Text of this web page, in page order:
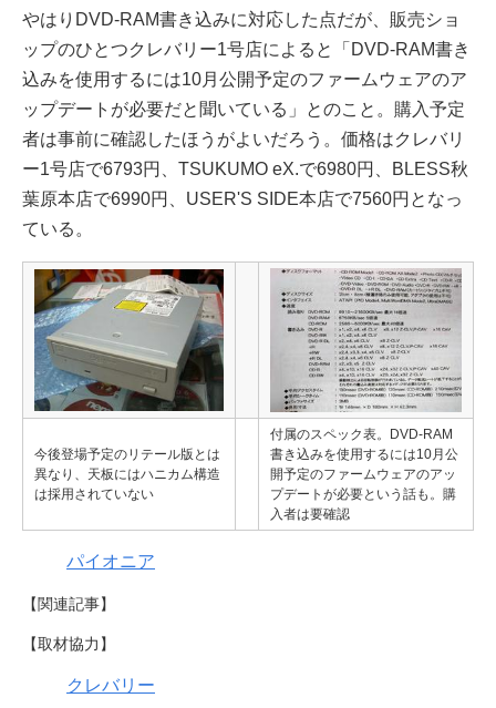
やはりDVD-RAM書き込みに対応した点だが、販売ショ
ップのひとつクレバリー1号店によると「DVD-RAM書き
込みを使用するには10月公開予定のファームウェアのア
ップデートが必要だと聞いている」とのこと。購入予定
者は事前に確認したほうがよいだろう。価格はクレバリ
ー1号店で6793円、TSUKUMO eX.で6980円、BLESS秋
葉原本店で6990円、USER'S SIDE本店で7560円となっ
ている。
今後登場予定のリテール版とは
異なり、天板にはハニカム構造
は採用されていない
付属のスペック表。DVD-RAM
書き込みを使用するには10月公
開予定のファームウェアのアッ
プデートが必要という話も。購
入者は要確認
パイオニア
【関連記事】
【取材協力】
クレバリー